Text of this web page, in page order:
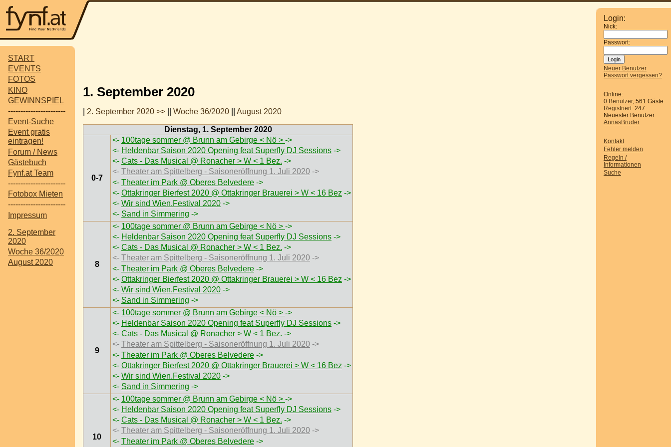
START
EVENTS
FOTOS
KINO
GEWINNSPIEL
-----------------------
Event-Suche
Event gratis
eintragen!
Forum / News
Gästebuch
Fynf.at Team
-----------------------
Fotobox Mieten
-----------------------
Impressum
2. September
2020
Woche 36/2020
August 2020
Login:
Nick:
Passwort:
Neuer Benutzer
Passwort vergessen?
Online:
0 Benutzer, 561 Gäste
Registriert: 247
Neuester Benutzer:
AnnasBruder
Kontakt
Fehler melden
Regeln /
Informationen
Suche
1. September 2020
2. September 2020 >> Woche 36/2020 August 2020
Dienstag, 1. September 2020
0-7
<- 100tage sommer @ Brunn am Gebirge < Nö > ->
<- Heldenbar Saison 2020 Opening feat Superfly DJ Sessions ->
<- Cats - Das Musical @ Ronacher > W < 1 Bez. ->
<- Theater am Spittelberg - Saisoneröffnung 1. Juli 2020 ->
<- Theater im Park @ Oberes Belvedere ->
<- Ottakringer Bierfest 2020 @ Ottakringer Brauerei > W < 16 Bez ->
<- Wir sind Wien.Festival 2020 ->
<- Sand in Simmering ->
8
<- 100tage sommer @ Brunn am Gebirge < Nö > ->
<- Heldenbar Saison 2020 Opening feat Superfly DJ Sessions ->
<- Cats - Das Musical @ Ronacher > W < 1 Bez. ->
<- Theater am Spittelberg - Saisoneröffnung 1. Juli 2020 ->
<- Theater im Park @ Oberes Belvedere ->
<- Ottakringer Bierfest 2020 @ Ottakringer Brauerei > W < 16 Bez ->
<- Wir sind Wien.Festival 2020 ->
<- Sand in Simmering ->
9
<- 100tage sommer @ Brunn am Gebirge < Nö > ->
<- Heldenbar Saison 2020 Opening feat Superfly DJ Sessions ->
<- Cats - Das Musical @ Ronacher > W < 1 Bez. ->
<- Theater am Spittelberg - Saisoneröffnung 1. Juli 2020 ->
<- Theater im Park @ Oberes Belvedere ->
<- Ottakringer Bierfest 2020 @ Ottakringer Brauerei > W < 16 Bez ->
<- Wir sind Wien.Festival 2020 ->
<- Sand in Simmering ->
10
<- 100tage sommer @ Brunn am Gebirge < Nö > ->
<- Heldenbar Saison 2020 Opening feat Superfly DJ Sessions ->
<- Cats - Das Musical @ Ronacher > W < 1 Bez. ->
<- Theater am Spittelberg - Saisoneröffnung 1. Juli 2020 ->
<- Theater im Park @ Oberes Belvedere ->